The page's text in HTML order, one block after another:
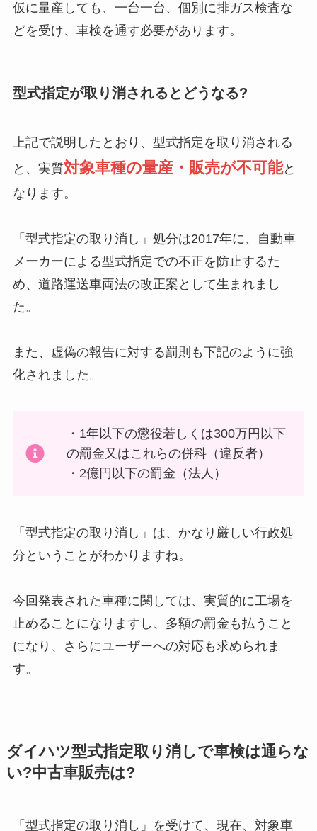
仮に量産しても、一台一台、個別に排ガス検査な
どを受け、車検を通す必要があります。
型式指定が取り消されるとどうなる?
上記で説明したとおり、型式指定を取り消される
と、実質対象車種の量産・販売が不可能と
なります。
「型式指定の取り消し」処分は2017年に、自動車
メーカーによる型式指定での不正を防止するた
め、道路運送車両法の改正案として生まれまし
た。
また、虚偽の報告に対する罰則も下記のように強
化されました。
・1年以下の懲役若しくは300万円以下
の罰金又はこれらの併科（違反者）
・2億円以下の罰金（法人）
「型式指定の取り消し」は、かなり厳しい行政処
分ということがわかりますね。
今回発表された車種に関しては、実質的に工場を
止めることになりますし、多額の罰金も払うこと
になり、さらにユーザーへの対応も求められま
す。
ダイハツ型式指定取り消しで車検は通らな
い?中古車販売は?
「型式指定の取り消し」を受けて、現在、対象車